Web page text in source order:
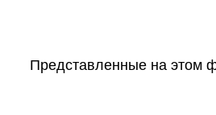
Представленные на этом